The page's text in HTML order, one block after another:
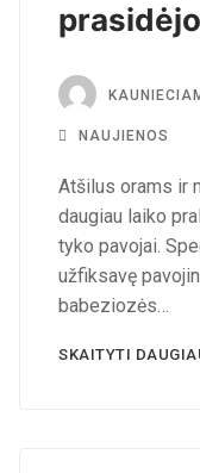
NAUJIENOS
Atšilus orams ir
daugiau laiko
tyko pavojai.
užfiksavę
babeziozės…
SKAITYTI